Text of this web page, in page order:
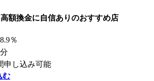
額換金に自信ありのおすすめ店
％
申し込み可能
む